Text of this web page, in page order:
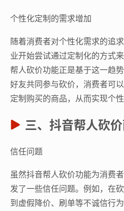
个性化定制的需求增加
随着消费者对个性化需求的追
业开始尝试通过定制化的方式
帮人砍价功能正是基于这一趋
好友共同参与砍价，消费者可
定制购买的商品，从而实现个性
三、抖音帮人砍
信任问题
虽然抖音帮人砍价功能为消费
发了一些信任问题。例如，在
到虚假降价、刷单等不诚信行